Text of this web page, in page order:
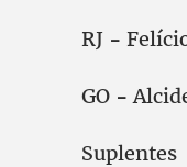
RJ -
GO -
Suplentes